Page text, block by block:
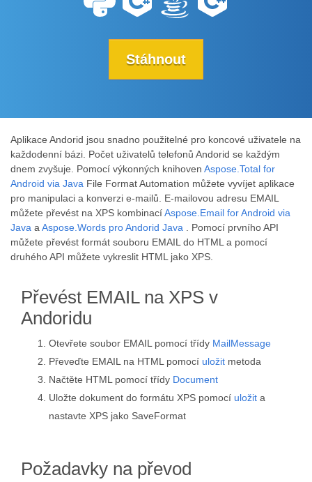
Stáhnout
Aplikace Andorid jsou snadno použitelné pro koncové uživatele na
každodenní bázi. Počet uživatelů telefonů Andorid se každým
dnem zvyšuje. Pomocí výkonných knihoven Aspose.Total for
Android via Java File Format Automation můžete vyvíjet aplikace
pro manipulaci a konverzi e-mailů. E-mailovou adresu EMAIL
můžete převést na XPS kombinacíAspose.Email for Android via
Java a Aspose.Words pro Andorid Java . Pomocí prvního API
můžete převést formát souboru EMAIL do HTML a pomocí
druhého API můžete vykreslit HTML jako XPS.
Převést EMAIL na XPS v
Andoridu
Otevřete soubor EMAIL pomocí třídy MailMessage
Převeďte EMAIL na HTML pomocí uložit metoda
Načtěte HTML pomocí třídy Document
Uložte dokument do formátu XPS pomocí uložit a
nastavte XPS jako SaveFormat
Požadavky na převod